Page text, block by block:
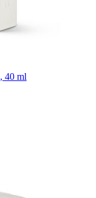
40 ml